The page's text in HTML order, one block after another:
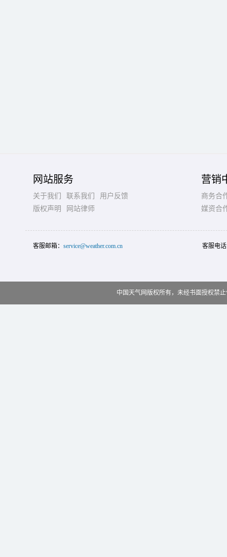
网站服务
关于我们 联系我们
用户反馈
版权声明
网站律师
营销
商务合
媒资合
客服邮箱： service@weather.com.cn 客服电
中国天气网版权所有，未经书面授权